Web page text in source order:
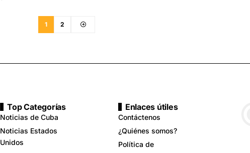
1 2
Top Categorías
Noticias de Cuba
Noticias Estados
Unidos
Enlaces útiles
Contáctenos
¿Quiénes somos?
Política de